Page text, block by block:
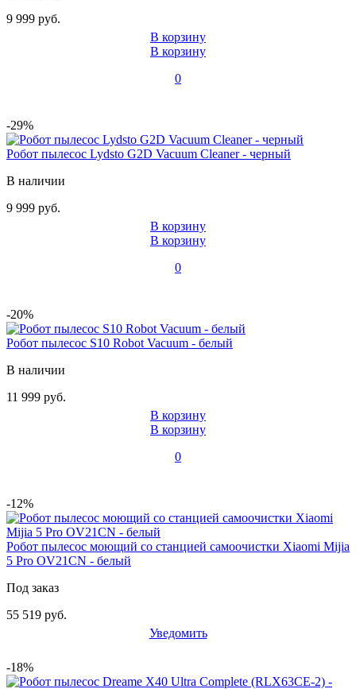
9 999 руб.
В корзину
В корзину
0
-29%
Робот пылесос Lydsto G2D Vacuum Cleaner - черный
В наличии
9 999 руб.
В корзину
В корзину
0
-20%
Робот пылесос S10 Robot Vacuum - белый
В наличии
11 999 руб.
В корзину
В корзину
0
-12%
Робот пылесос моющий со станцией самоочистки Xiaomi Mijia
5 Pro OV21CN - белый
Под заказ
55 519 руб.
Уведомить
-18%